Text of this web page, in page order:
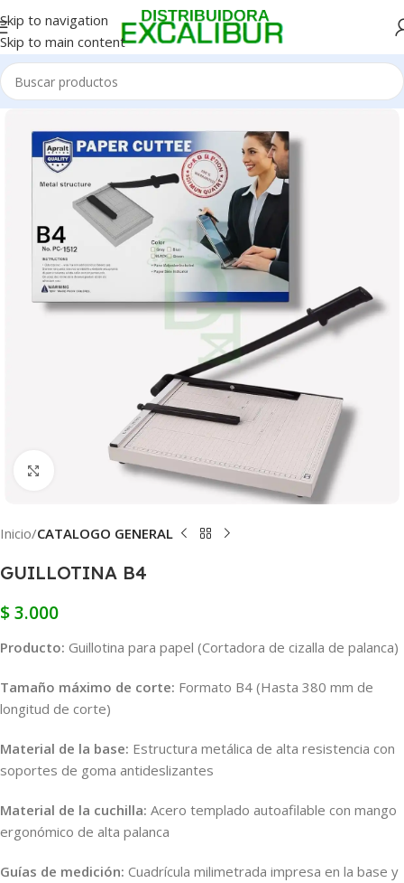
Skip to navigation
Skip to main content
Clic para ampliar
Inicio CATALOGO GENERAL
GUILLOTINA B4
$3.000
Producto: Guillotina para papel (Cortadora de cizalla de palanca)
Tamaño máximo de corte: Formato B4 (Hasta 380 mm de
longitud de corte)
Material de la base: Estructura metálica de alta resistencia con
soportes de goma antideslizantes
Material de la cuchilla: Acero templado autoafilable con mango
ergonómico de alta palanca
Guías de medición: Cuadrícula milimetrada impresa en la base y